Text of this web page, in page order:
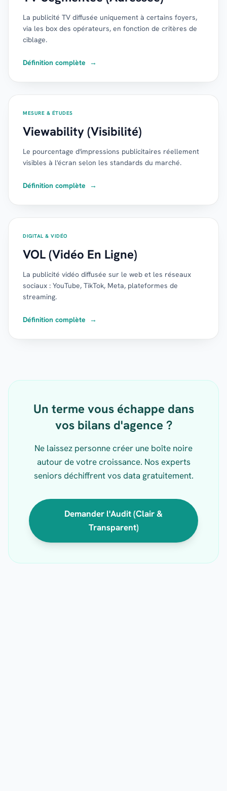
La publicité TV diffusée uniquement à certains foyers,
via les box des opérateurs, en fonction de critères de
ciblage.
Définition complète →
MESURE & ÉTUDES
Viewability (Visibilité)
Le pourcentage d'impressions publicitaires réellement
visibles à l'écran selon les standards du marché.
Définition complète →
DIGITAL & VIDÉO
VOL (Vidéo En Ligne)
La publicité vidéo diffusée sur le web et les réseaux
sociaux : YouTube, TikTok, Meta, plateformes de
streaming.
Définition complète →
Un terme vous échappe dans
vos bilans d'agence ?
Ne laissez personne créer une boîte noire
autour de votre croissance. Nos experts
seniors déchiffrent vos data gratuitement.
Demander l'Audit (Clair &
Transparent)